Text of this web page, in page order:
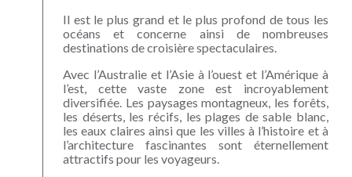
Il est le plus grand et le plus profond de tous les
océans et concerne ainsi de nombreuses
destinations de croisière spectaculaires.
Avec l’Australie et l’Asie à l’ouest et l’Amérique à
l’est, cette vaste zone est incroyablement
diversifiée. Les paysages montagneux, les forêts,
les déserts, les récifs, les plages de sable blanc,
les eaux claires ainsi que les villes à l’histoire et à
l’architecture fascinantes sont éternellement
attractifs pour les voyageurs.